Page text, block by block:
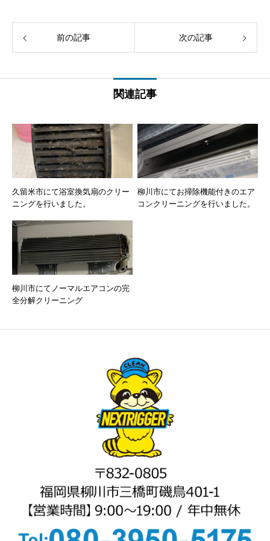
前の記事 次の記事
関連記事
久留米市にて浴室換気扇のクリー
ニングを行いました。
柳川市にてお掃除機能付きのエア
コンクリーニングを行いました。
柳川市にてノーマルエアコンの完
全分解クリーニング